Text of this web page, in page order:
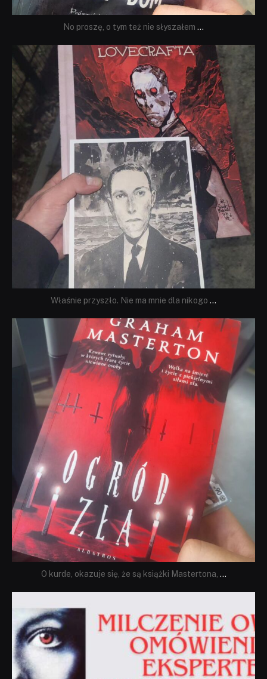
No proszę, o tym też nie słyszałem ...
dobryhorror
Wrz 19
Właśnie przyszło. Nie ma mnie dla nikogo ...
dobryhorror
Sie 23
O kurde, okazuje się, że są książki Mastertona, ...